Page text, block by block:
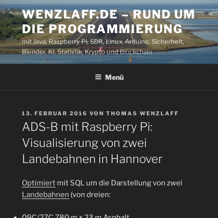
Zum
Inhalt
springen
WENZLAFF.DE – RUND UM
DIE PROGRAMMIERUNG
mit Java, Raspberry Pi, SDR, Linux, Arduino, Sicherheit,
Blender, KI, Statistik, Krypto und Blockchain
Menü
VERÖFFENTLICHT
AM
13. FEBRUAR 2016 VON THOMAS WENZLAFF
ADS-B mit Raspberry Pi:
Visualisierung von zwei
Landebahnen in Hannover
Optimiert mit SQL um die Darstellung von zwei
Landebahnen (von dreien: